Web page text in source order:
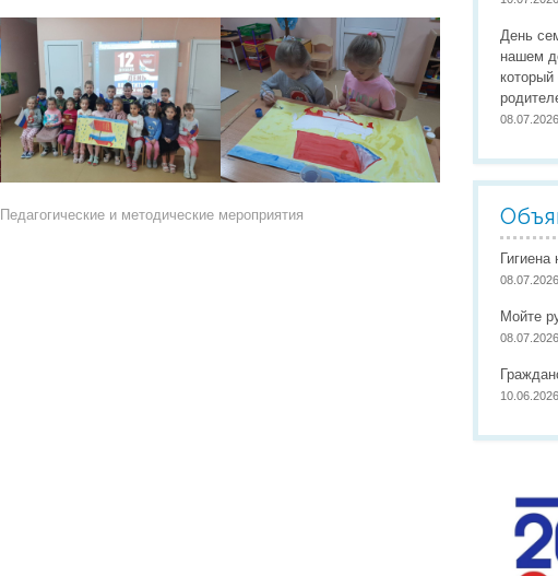
Организация питания
Развивающая предметно-пространственная среда
Обеспечение здоровья, безопасности, качеству услуг по
Международное сотрудничество
Доступная среда
Наши
Сайты педагогов
Участие в конкурсах
Школа маленьких патриотов
Педагогические и методические мероприятия
День
нашем
08.07.2026
Гигиена
08.07.2026
Мойте
08.07.2026
10.06.2026